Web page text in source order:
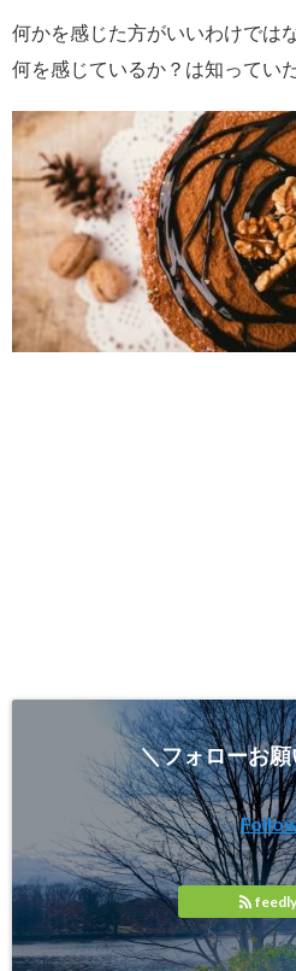
何かを感じた方がいいわけでは
何を感じているか？は知ってい
＼フォローお
feedly